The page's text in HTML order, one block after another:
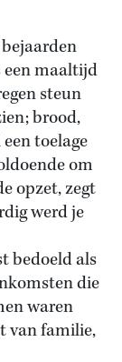
een maaltijd
steun
brood,
toelage
om
opzet, zegt
werd je
bedoeld als
die
waren
van familie,